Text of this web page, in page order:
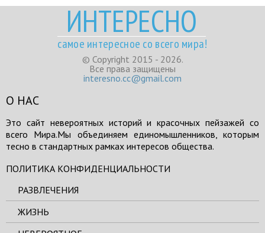
ИНТЕРЕСНО
самое интересное со всего мира!
© Copyright 2015 - 2026.
Все права защищены
interesno.cc@gmail.com
О НАС
Это сайт невероятных историй и красочных пейзажей со
всего Мира.Мы объединяем единомышленников, которым
тесно в стандартных рамках интересов общества.
ПОЛИТИКА КОНФИДЕНЦИАЛЬНОСТИ
РАЗВЛЕЧЕНИЯ
ЖИЗНЬ